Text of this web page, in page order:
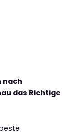
nach
das Richtige